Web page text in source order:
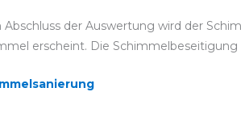
Abschluss der Auswertung wird der
erscheint. Die